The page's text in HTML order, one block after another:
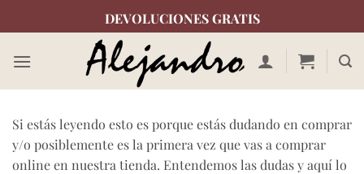
al
DEVOLUCIONES GRATIS
Si estás leyendo esto es porque estás dudando en comprar
y/o posiblemente es la primera vez que vas a comprar
online en nuestra tienda. Entendemos las dudas y aquí lo